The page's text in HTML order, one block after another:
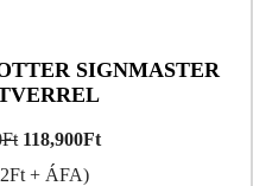
SIGNMASTER
Ft Original
price
118,900FtCurrent
+ ÁFA)